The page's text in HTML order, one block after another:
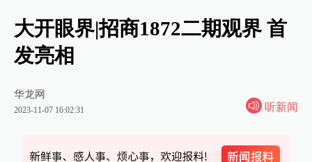
大开眼界|招商1872二期观界 首
发亮相
华龙网
2023-11-07 16:02:31 听新闻